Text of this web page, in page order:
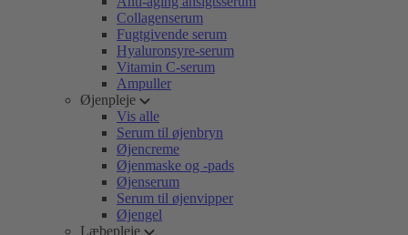
Collagenserum
Fugtgivende serum
Hyaluronsyre-serum
Vitamin C-serum
Ampuller
Øjenpleje
Vis alle
Serum til øjenbryn
Øjencreme
Øjenmaske og -pads
Øjenserum
Serum til øjenvipper
Øjengel
Læbepleje